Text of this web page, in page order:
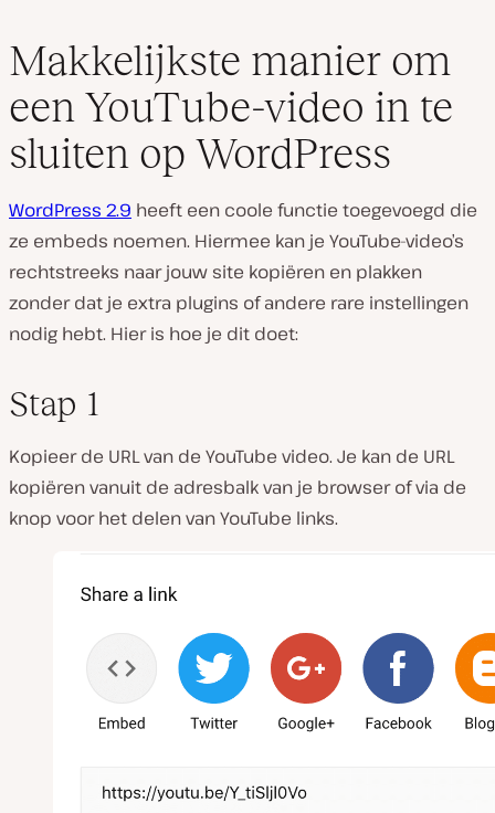
Makkelijkste manier om
een YouTube-video in te
sluiten op WordPress
WordPress 2.9 heeft een coole functie toegevoegd die
ze embeds noemen. Hiermee kan je YouTube-video’s
rechtstreeks naar jouw site kopiëren en plakken
zonder dat je extra plugins of andere rare instellingen
nodig hebt. Hier is hoe je dit doet:
Stap 1
Kopieer de URL van de YouTube video. Je kan de URL
kopiëren vanuit de adresbalk van je browser of via de
knop voor het delen van YouTube links.